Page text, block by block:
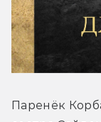
Паренёк